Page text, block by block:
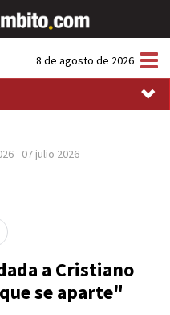
8 de agosto de 2026
- 07 julio 2026
a Cristiano
se aparte"